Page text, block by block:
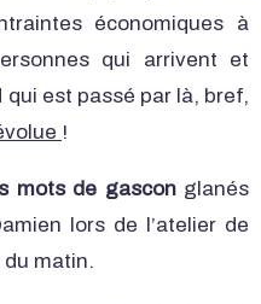
économiques à
qui arrivent et
est passé par là, bref,
!
mots de gasconglanés
lors de l’atelier de
matin.